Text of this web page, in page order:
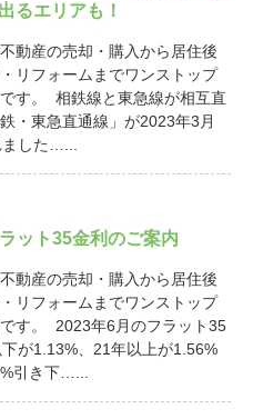
るエリアも！
動産の売却・購入から居住後
リフォームまでワンストップ
す。 相鉄線と東急線が相互直
・東急直通線」が2023年3月
した…...
ット35金利のご案内
動産の売却・購入から居住後
リフォームまでワンストップ
す。 2023年6月のフラット35
が1.13%、21年以上が1.56%
引き下…...